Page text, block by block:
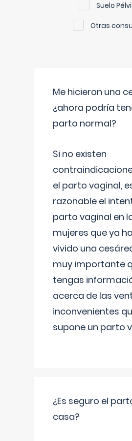
Suelo
Otras
Me hicieron una
¿ahora podría
parto normal?
Si no existen
el parto vaginal,
razonable el
parto vaginal en
mujeres que ya
vivido una
muy importante
tengas
acerca de las
inconvenientes
supone un parto
¿Es seguro el
casa?